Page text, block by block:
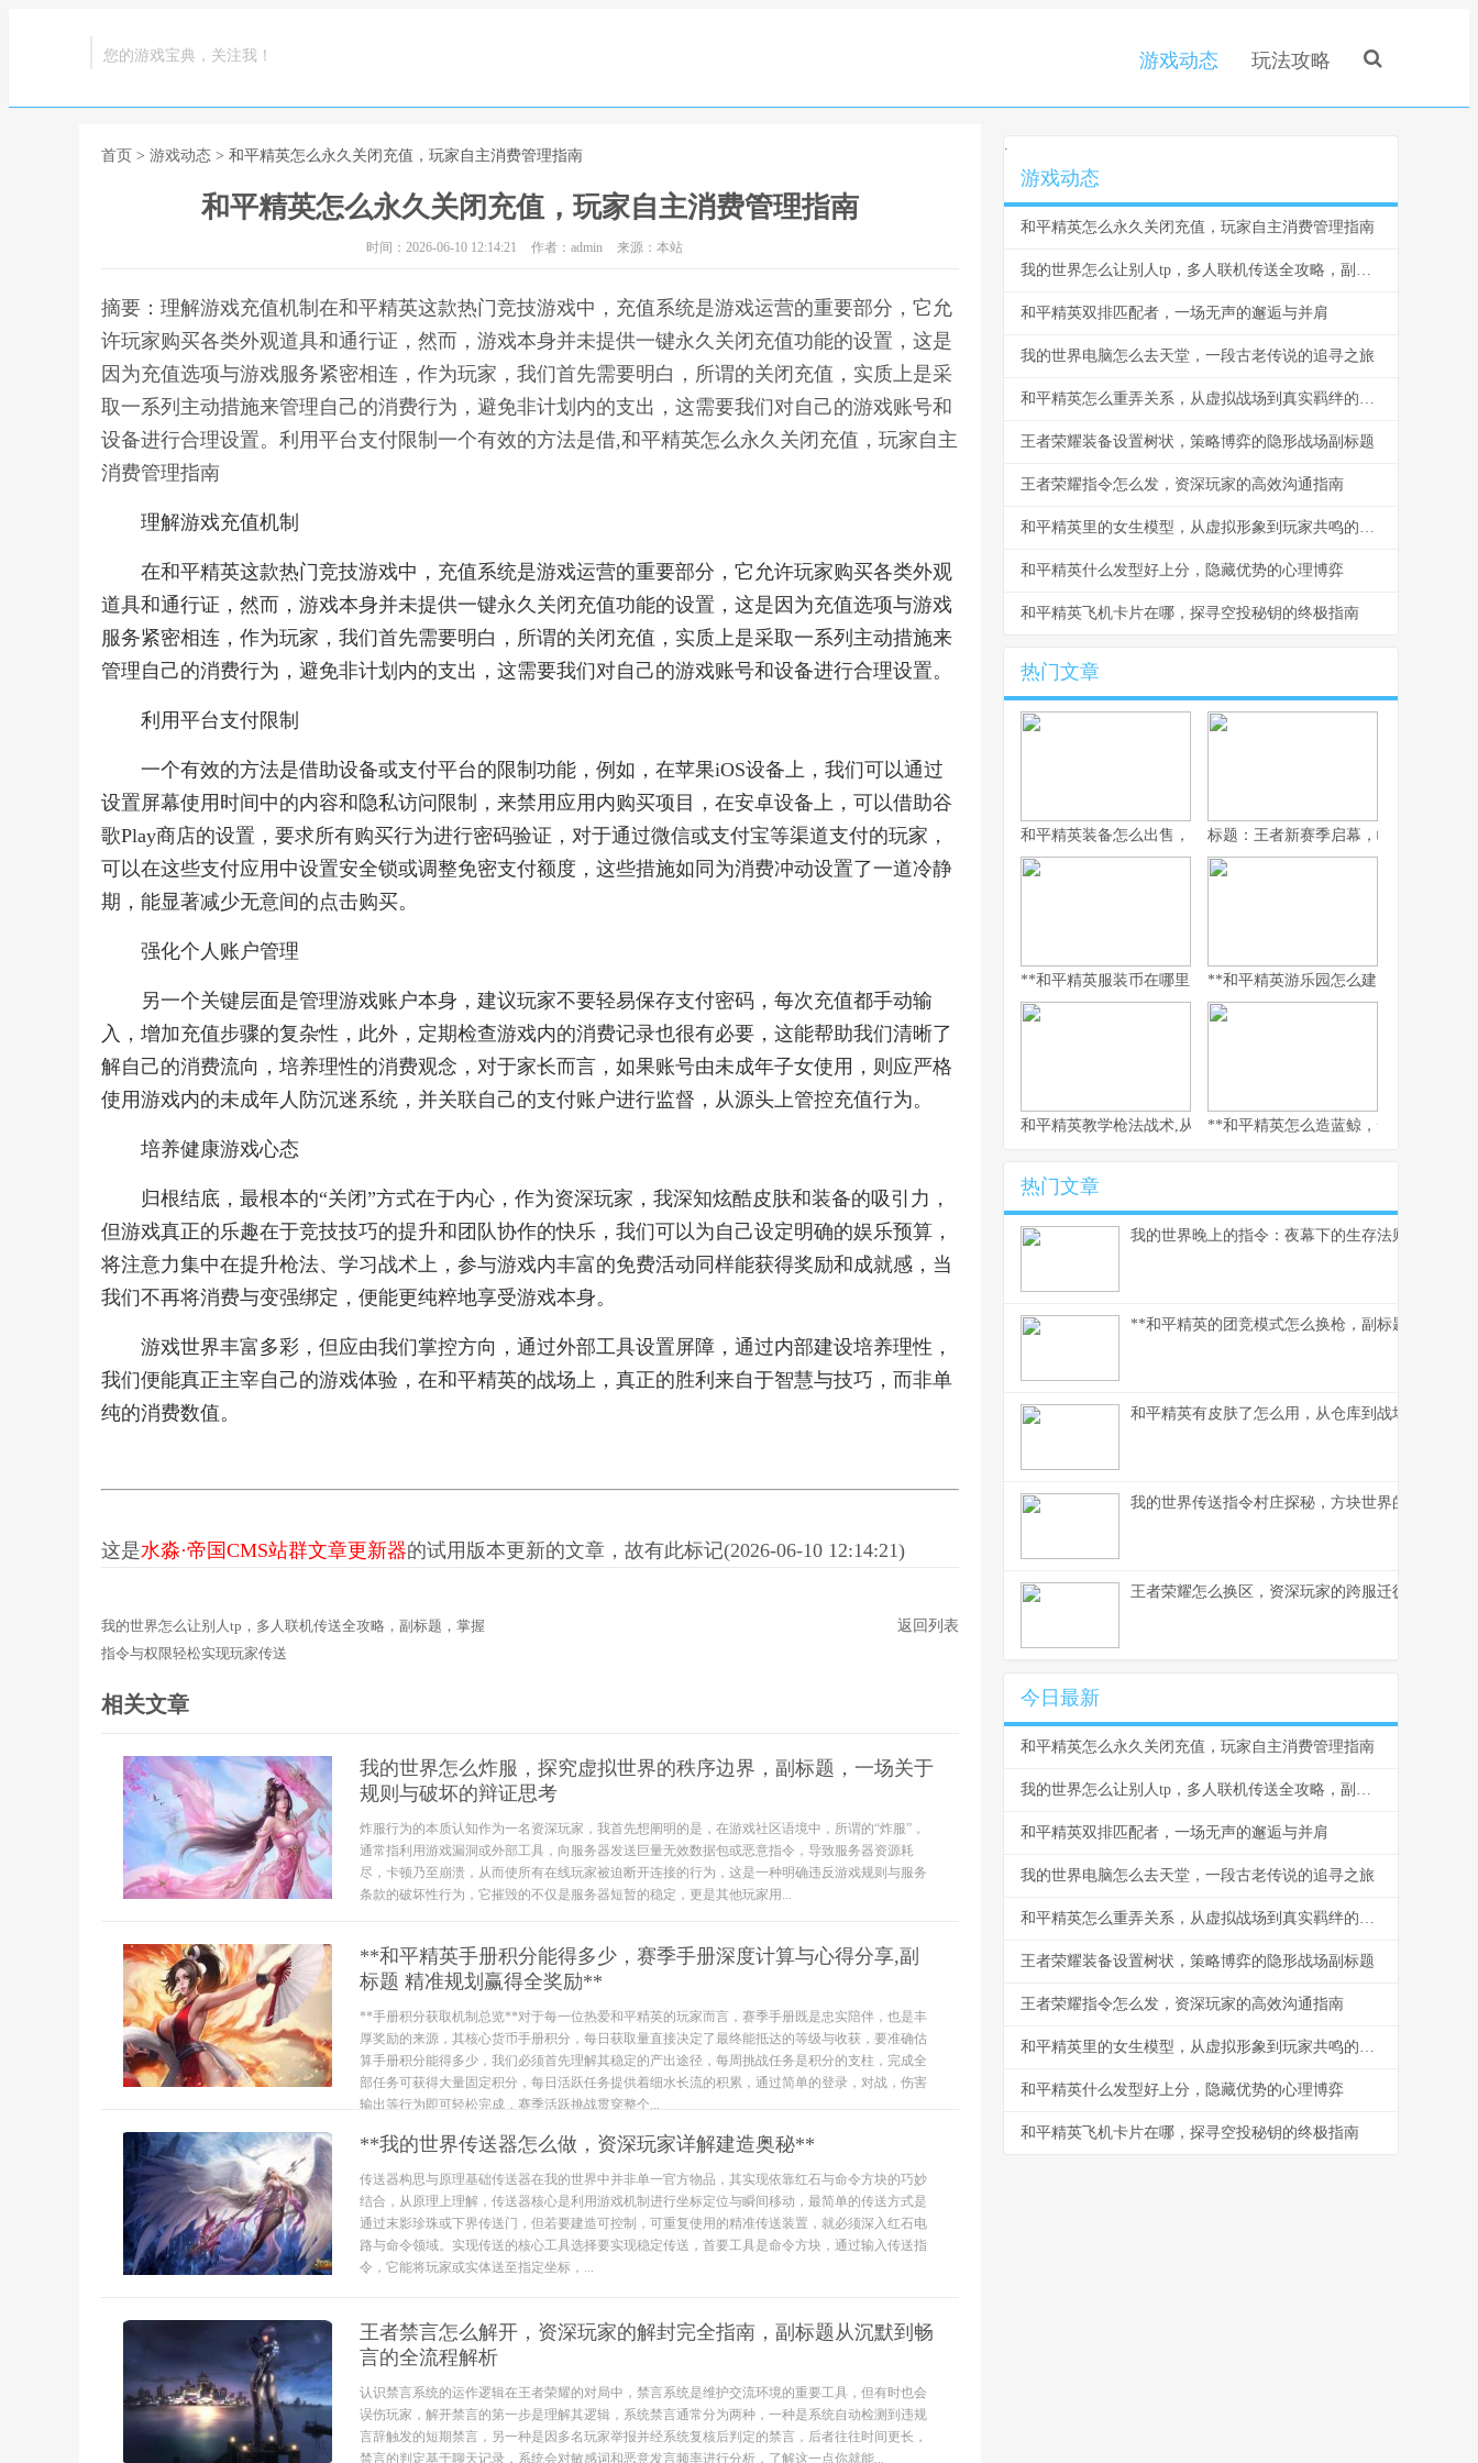
您的游戏宝典，关注我！ 游戏动态 玩法攻略
首页 > 游戏动态 > 和平精英怎么永久关闭充值，玩家自主消费管理指南
和平精英怎么永久关闭充值，玩家自主消费管理指南
时间：2026-06-10 12:14:21 作者：admin 来源：本站
摘要：理解游戏充值机制在和平精英这款热门竞技游戏中，充值系统是游戏运营的重要部分，它允
许玩家购买各类外观道具和通行证，然而，游戏本身并未提供一键永久关闭充值功能的设置，这是
因为充值选项与游戏服务紧密相连，作为玩家，我们首先需要明白，所谓的关闭充值，实质上是采
取一系列主动措施来管理自己的消费行为，避免非计划内的支出，这需要我们对自己的游戏账号和
设备进行合理设置。利用平台支付限制一个有效的方法是借,和平精英怎么永久关闭充值，玩家自主
消费管理指南
理解游戏充值机制
在和平精英这款热门竞技游戏中，充值系统是游戏运营的重要部分，它允许玩家购买各类外观
道具和通行证，然而，游戏本身并未提供一键永久关闭充值功能的设置，这是因为充值选项与游戏
服务紧密相连，作为玩家，我们首先需要明白，所谓的关闭充值，实质上是采取一系列主动措施来
管理自己的消费行为，避免非计划内的支出，这需要我们对自己的游戏账号和设备进行合理设置。
利用平台支付限制
一个有效的方法是借助设备或支付平台的限制功能，例如，在苹果iOS设备上，我们可以通过
设置屏幕使用时间中的内容和隐私访问限制，来禁用应用内购买项目，在安卓设备上，可以借助谷
歌Play商店的设置，要求所有购买行为进行密码验证，对于通过微信或支付宝等渠道支付的玩家，
可以在这些支付应用中设置安全锁或调整免密支付额度，这些措施如同为消费冲动设置了一道冷静
期，能显著减少无意间的点击购买。
强化个人账户管理
另一个关键层面是管理游戏账户本身，建议玩家不要轻易保存支付密码，每次充值都手动输
入，增加充值步骤的复杂性，此外，定期检查游戏内的消费记录也很有必要，这能帮助我们清晰了
解自己的消费流向，培养理性的消费观念，对于家长而言，如果账号由未成年子女使用，则应严格
使用游戏内的未成年人防沉迷系统，并关联自己的支付账户进行监督，从源头上管控充值行为。
培养健康游戏心态
归根结底，最根本的“关闭”方式在于内心，作为资深玩家，我深知炫酷皮肤和装备的吸引力，
但游戏真正的乐趣在于竞技技巧的提升和团队协作的快乐，我们可以为自己设定明确的娱乐预算，
将注意力集中在提升枪法、学习战术上，参与游戏内丰富的免费活动同样能获得奖励和成就感，当
我们不再将消费与变强绑定，便能更纯粹地享受游戏本身。
游戏世界丰富多彩，但应由我们掌控方向，通过外部工具设置屏障，通过内部建设培养理性，
我们便能真正主宰自己的游戏体验，在和平精英的战场上，真正的胜利来自于智慧与技巧，而非单
纯的消费数值。
这是水淼·帝国CMS站群文章更新器的试用版本更新的文章，故有此标记(2026-06-10 12:14:21)
我的世界怎么让别人tp，多人联机传送全攻略，副标题，掌握
指令与权限轻松实现玩家传送
返回列表
相关文章
我的世界怎么炸服，探究虚拟世界的秩序边界，副标题，一场关于
规则与破坏的辩证思考
炸服行为的本质认知作为一名资深玩家，我首先想阐明的是，在游戏社区语境中，所谓的“炸服”，
通常指利用游戏漏洞或外部工具，向服务器发送巨量无效数据包或恶意指令，导致服务器资源耗
尽，卡顿乃至崩溃，从而使所有在线玩家被迫断开连接的行为，这是一种明确违反游戏规则与服务
条款的破坏性行为，它摧毁的不仅是服务器短暂的稳定，更是其他玩家用...
**和平精英手册积分能得多少，赛季手册深度计算与心得分享,副
标题 精准规划赢得全奖励**
**手册积分获取机制总览**对于每一位热爱和平精英的玩家而言，赛季手册既是忠实陪伴，也是丰
厚奖励的来源，其核心货币手册积分，每日获取量直接决定了最终能抵达的等级与收获，要准确估
算手册积分能得多少，我们必须首先理解其稳定的产出途径，每周挑战任务是积分的支柱，完成全
部任务可获得大量固定积分，每日活跃任务提供着细水长流的积累，通过简单的登录，对战，伤害
输出等行为即可轻松完成，赛季活跃挑战贯穿整个...
**我的世界传送器怎么做，资深玩家详解建造奥秘**
传送器构思与原理基础传送器在我的世界中并非单一官方物品，其实现依靠红石与命令方块的巧妙
结合，从原理上理解，传送器核心是利用游戏机制进行坐标定位与瞬间移动，最简单的传送方式是
通过末影珍珠或下界传送门，但若要建造可控制，可重复使用的精准传送装置，就必须深入红石电
路与命令领域。实现传送的核心工具选择要实现稳定传送，首要工具是命令方块，通过输入传送指
令，它能将玩家或实体送至指定坐标，...
王者禁言怎么解开，资深玩家的解封完全指南，副标题从沉默到畅
言的全流程解析
认识禁言系统的运作逻辑在王者荣耀的对局中，禁言系统是维护交流环境的重要工具，但有时也会
误伤玩家，解开禁言的第一步是理解其逻辑，系统禁言通常分为两种，一种是系统自动检测到违规
言辞触发的短期禁言，另一种是因多名玩家举报并经系统复核后判定的禁言，后者往往时间更长，
禁言的判定基于聊天记录，系统会对敏感词和恶意发言频率进行分析，了解这一点你就能...
.
游戏动态
和平精英怎么永久关闭充值，玩家自主消费管理指南
我的世界怎么让别人tp，多人联机传送全攻略，副标题，掌握指令与权限轻松实现玩家传送
和平精英双排匹配者，一场无声的邂逅与并肩
我的世界电脑怎么去天堂，一段古老传说的追寻之旅
和平精英怎么重弄关系，从虚拟战场到真实羁绊的思考
王者荣耀装备设置树状，策略博弈的隐形战场副标题
王者荣耀指令怎么发，资深玩家的高效沟通指南
和平精英里的女生模型，从虚拟形象到玩家共鸣的副标题
和平精英什么发型好上分，隐藏优势的心理博弈
和平精英飞机卡片在哪，探寻空投秘钥的终极指南
热门文章
和平精英装备怎么出售，资深玩家的交易谋略副标题，虚拟战场的
标题：王者新赛季启幕，峡谷变革与玩
**和平精英服装币在哪里用，老兵的时尚购物指南，副标题，揭秘
**和平精英游乐园怎么建：从虚拟战场
和平精英教学枪法战术,从新手到战神的心路历程
**和平精英怎么造蓝鲸，一场虚拟海洋
热门文章
我的世界晚上的指令：夜幕下的生存法则
**和平精英的团竞模式怎么换枪，副标题为短兵相
和平精英有皮肤了怎么用，从仓库到战场的战术美
我的世界传送指令村庄探秘，方块世界的瞬间移
王者荣耀怎么换区，资深玩家的跨服迁徙指南，副
今日最新
和平精英怎么永久关闭充值，玩家自主消费管理指南
我的世界怎么让别人tp，多人联机传送全攻略，副标题，掌握指令与权限轻松实现玩家传送
和平精英双排匹配者，一场无声的邂逅与并肩
我的世界电脑怎么去天堂，一段古老传说的追寻之旅
和平精英怎么重弄关系，从虚拟战场到真实羁绊的思考
王者荣耀装备设置树状，策略博弈的隐形战场副标题
王者荣耀指令怎么发，资深玩家的高效沟通指南
和平精英里的女生模型，从虚拟形象到玩家共鸣的副标题
和平精英什么发型好上分，隐藏优势的心理博弈
和平精英飞机卡片在哪，探寻空投秘钥的终极指南